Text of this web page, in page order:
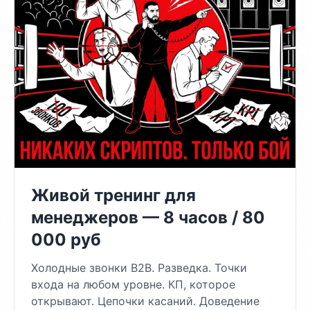
Живой тренинг для
менеджеров — 8 часов / 80
000 руб
Холодные звонки B2B. Разведка. Точки
входа на любом уровне. КП, которое
открывают. Цепочки касаний. Доведение